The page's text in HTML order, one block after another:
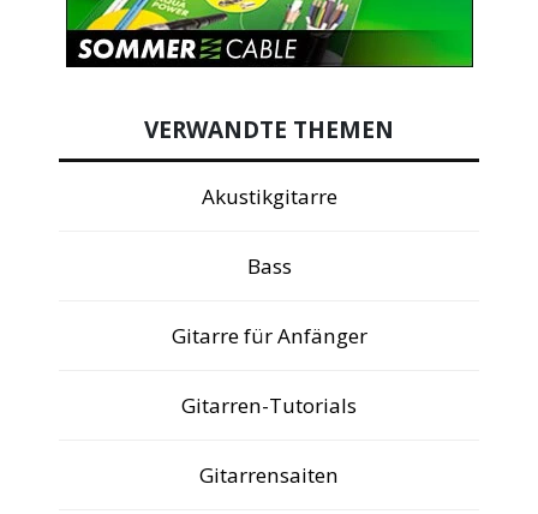
VERWANDTE THEMEN
Akustikgitarre
Bass
Gitarre für Anfänger
Gitarren-Tutorials
Gitarrensaiten